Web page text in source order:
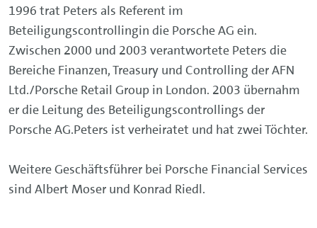
1996 trat Peters als Referent im
Beteiligungscontrollingin die Porsche AG ein.
Zwischen 2000 und 2003 verantwortete Peters die
Bereiche Finanzen, Treasury und Controlling der AFN
Ltd./Porsche Retail Group in London. 2003 übernahm
er die Leitung des Beteiligungscontrollings der
Porsche AG.Peters ist verheiratet und hat zwei Töchter.
Weitere Geschäftsführer bei Porsche Financial Services
sind Albert Moser und Konrad Riedl.